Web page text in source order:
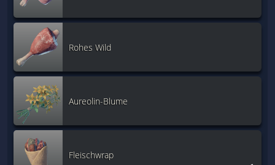
Rohes Wild
Aureolin-Blume
Fleischwrap